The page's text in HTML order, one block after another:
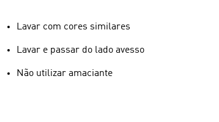
Lavar com cores similares
Lavar e passar do lado avesso
Não utilizar amaciante